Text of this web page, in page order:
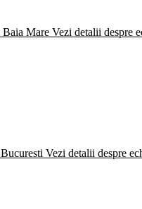
Mare Vezi detalii despre
Vezi detalii despre